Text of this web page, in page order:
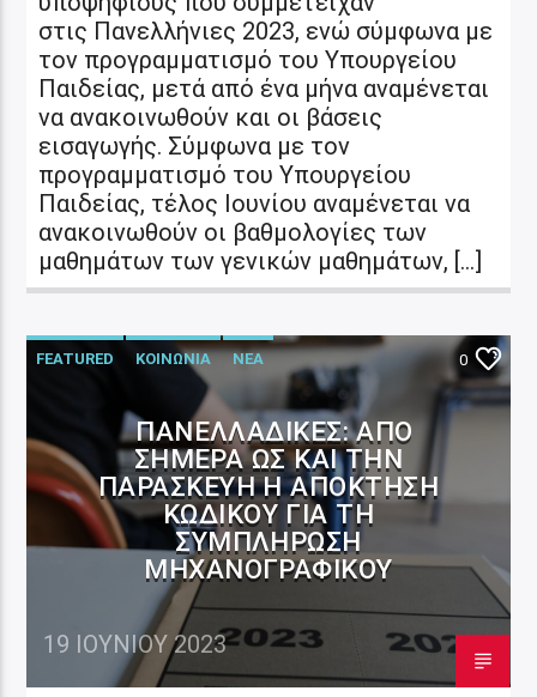
στις Πανελλήνιες 2023, ενώ σύμφωνα με
τον προγραμματισμό του Υπουργείου
Παιδείας, μετά από ένα μήνα αναμένεται
να ανακοινωθούν και οι βάσεις
εισαγωγής. Σύμφωνα με τον
προγραμματισμό του Υπουργείου
Παιδείας, τέλος Ιουνίου αναμένεται να
ανακοινωθούν οι βαθμολογίες των
μαθημάτων των γενικών μαθημάτων, […]
FEATURED ΚΟΙΝΩΝΙΑ ΝΕΑ 0
ΠΑΝΕΛΛΑΔΙΚΈΣ: ΑΠΌ
ΣΉΜΕΡΑ ΩΣ ΚΑΙ ΤΗΝ
ΠΑΡΑΣΚΕΥΉ Η ΑΠΌΚΤΗΣΗ
ΚΩΔΙΚΟΎ ΓΙΑ ΤΗ
ΣΥΜΠΛΉΡΩΣΗ
ΜΗΧΑΝΟΓΡΑΦΙΚΟΎ
19 ΙΟΥΝΊΟΥ 2023